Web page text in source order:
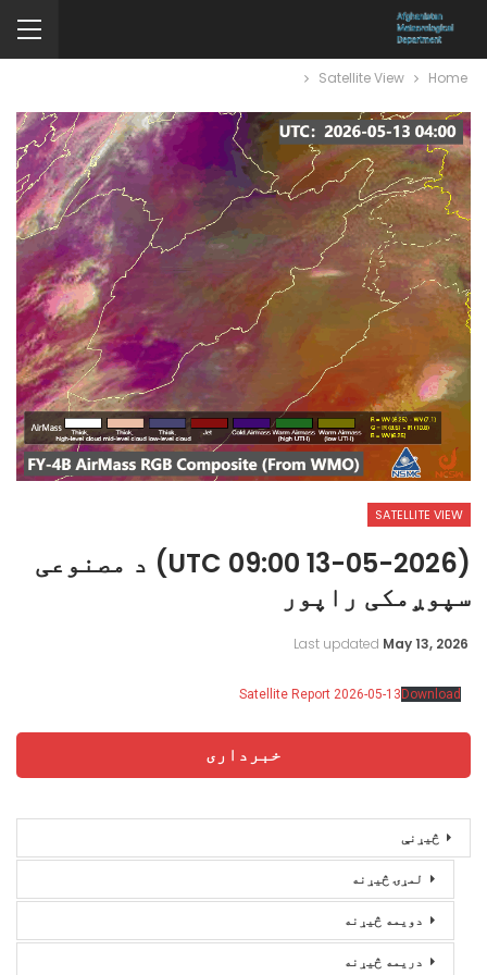
Home
Satellite View
SATELLITE VIEW
(13-05-2026 09:00 UTC) د مصنوعی
سپوږمکی راپور
Last updated May 13, 2026
Satellite Report 2026-05-13 Download
خبرداری
څیړنې
لمړۍ څیړنه
دویمه څیړنه
دریمه څیړنه